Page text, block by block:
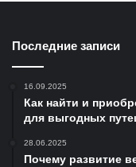
Последние записи
16.09.2025
Как найти и
для выгодных
28.06.2025
Почему развитие